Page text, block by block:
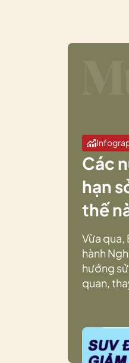
Các
hạn
thế
Vừa qua,
hành
hướng
quan,